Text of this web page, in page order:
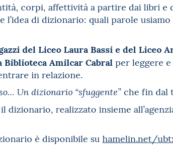
corpi, affettività a partire dai libri e
l’idea di dizionario: quali parole
del Liceo Laura Bassi e del Liceo
Biblioteca Amilcar Cabral per leggere
in relazione.
Un dizionario “sfuggente” che fin dal
dizionario, realizzato insieme
è disponibile su hamelin.net/